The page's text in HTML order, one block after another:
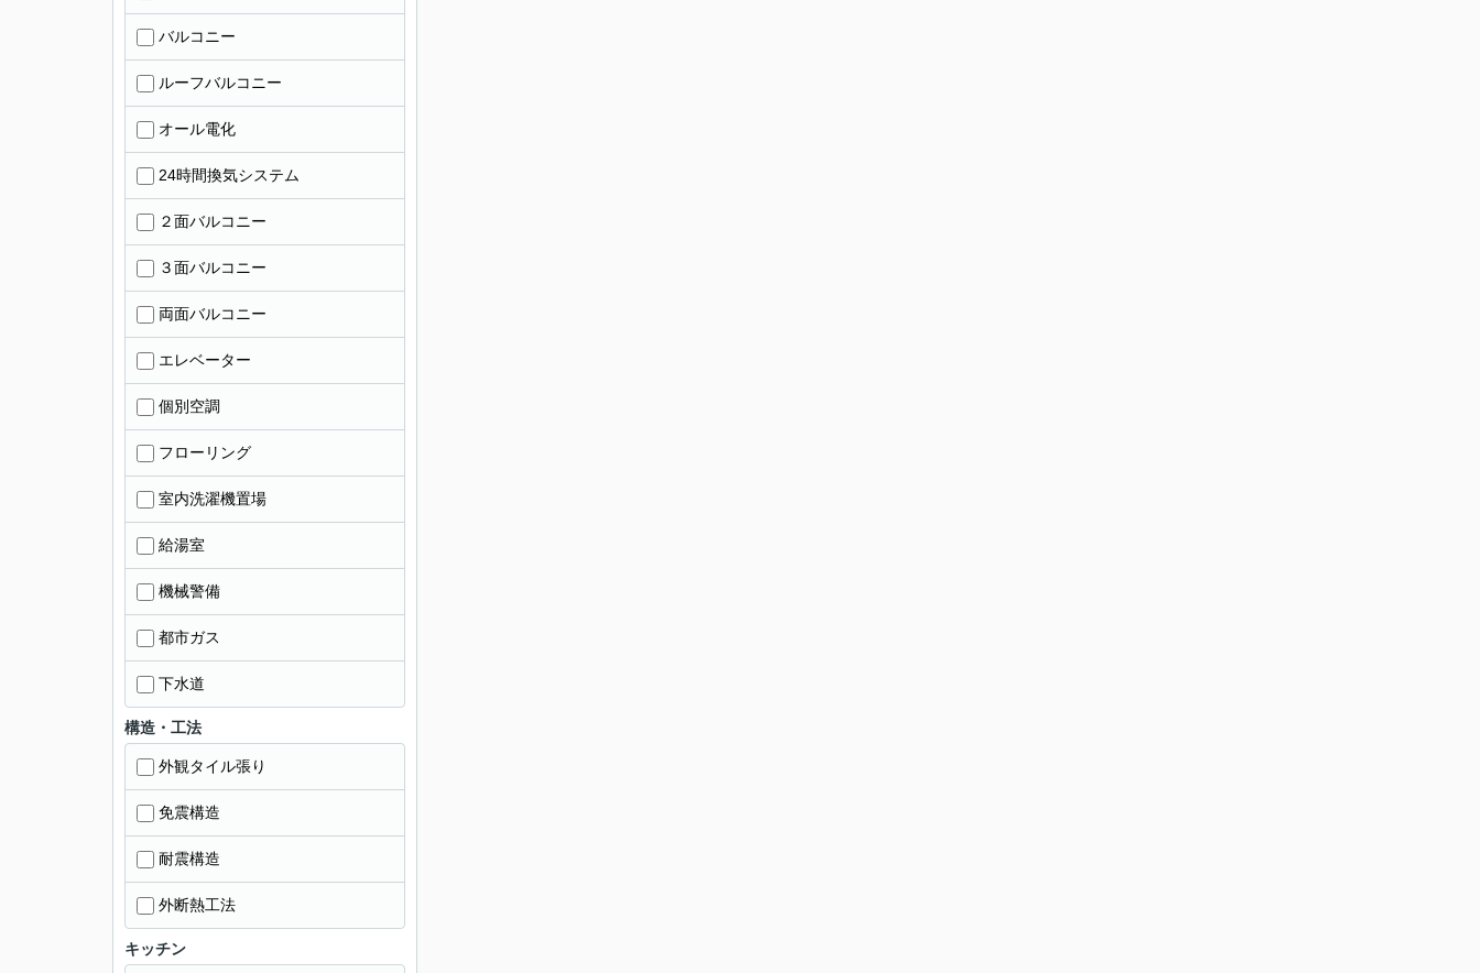
バルコニー
ルーフバルコニー
オール電化
24時間換気システム
２面バルコニー
３面バルコニー
両面バルコニー
エレベーター
個別空調
フローリング
室内洗濯機置場
給湯室
機械警備
都市ガス
下水道
構造・工法
外観タイル張り
免震構造
耐震構造
外断熱工法
キッチン